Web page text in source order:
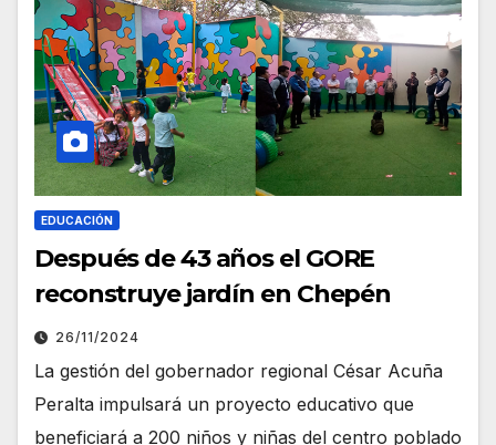
EDUCACIÓN
Después de 43 años el GORE
reconstruye jardín en Chepén
26/11/2024
La gestión del gobernador regional César Acuña
Peralta impulsará un proyecto educativo que
beneficiará a 200 niños y niñas del centro poblado